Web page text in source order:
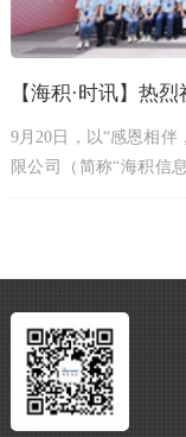
9月20日，以“感恩相
限公司（简称“海积信